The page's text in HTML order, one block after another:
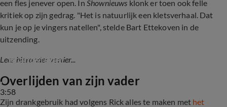
een fles jenever open. In Shownieuws klonk er toen ook felle
kritiek op zijn gedrag. "Het is natuurlijk een kletsverhaal. Dat
kun je op je vingers natellen", stelde Bart Ettekoven in de
uitzending.
Lees hieronder verder...
3:58
Deze eis heeft het OM gedaan tegen Rick
Brandsteder
Overlijden van zijn vader
Zijn drankgebruik had volgens Rick alles te maken met het